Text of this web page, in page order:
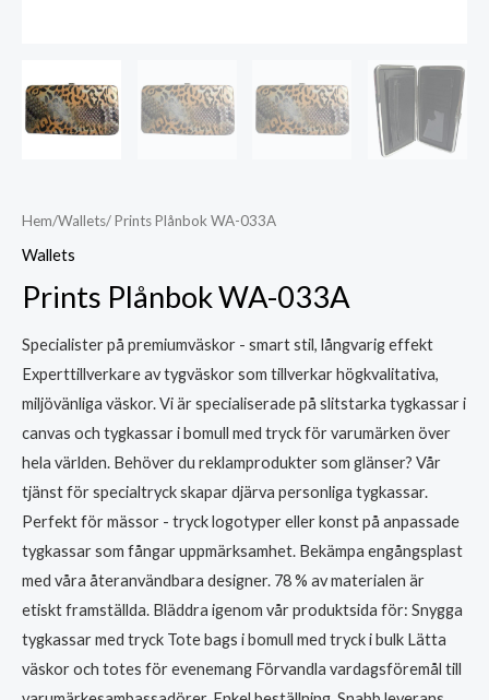
Hem/Wallets/ Prints Plånbok WA-033A
Wallets
Prints Plånbok WA-033A
Specialister på premiumväskor - smart stil, långvarig effekt
Experttillverkare av tygväskor som tillverkar högkvalitativa,
miljövänliga väskor. Vi är specialiserade på slitstarka tygkassar i
canvas och tygkassar i bomull med tryck för varumärken över
hela världen. Behöver du reklamprodukter som glänser? Vår
tjänst för specialtryck skapar djärva personliga tygkassar.
Perfekt för mässor - tryck logotyper eller konst på anpassade
tygkassar som fångar uppmärksamhet. Bekämpa engångsplast
med våra återanvändbara designer. 78 % av materialen är
etiskt framställda. Bläddra igenom vår produktsida för: Snygga
tygkassar med tryck Tote bags i bomull med tryck i bulk Lätta
väskor och totes för evenemang Förvandla vardagsföremål till